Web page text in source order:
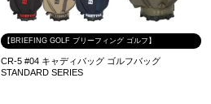
【BRIEFING GOLF ブリーフィング ゴルフ】
CR-5 #04 キャディバッグ ゴルフバッグ
STANDARD SERIES